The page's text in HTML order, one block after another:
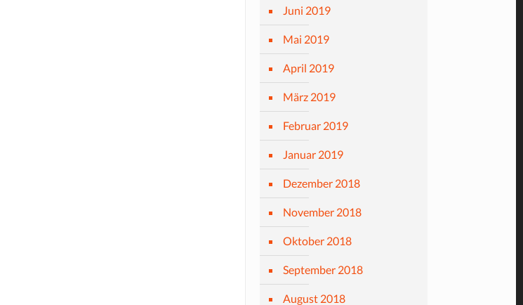
Juni 2019
Mai 2019
April 2019
März 2019
Februar 2019
Januar 2019
Dezember 2018
November 2018
Oktober 2018
September 2018
August 2018